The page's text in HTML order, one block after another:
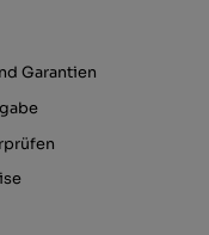
Garantien